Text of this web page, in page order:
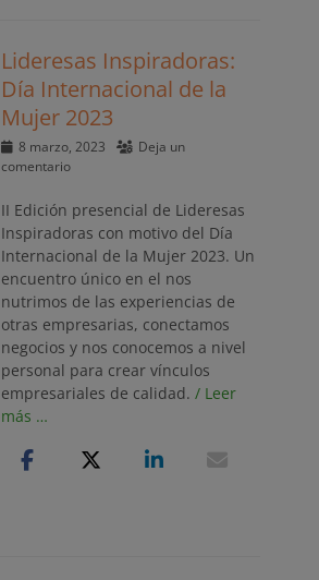
Lideresas Inspiradoras:
Día Internacional de la
Mujer 2023
Publicado
el
8 marzo, 2023
Deja un
comentario
II Edición presencial de Lideresas
Inspiradoras con motivo del Día
Internacional de la Mujer 2023. Un
encuentro único en el nos
nutrimos de las experiencias de
otras empresarias, conectamos
negocios y nos conocemos a nivel
personal para crear vínculos
empresariales de calidad. / Leer
más …